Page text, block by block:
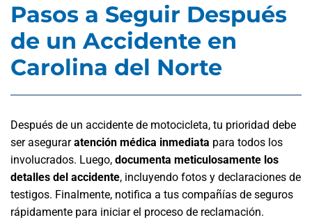
Pasos a Seguir Después
de un Accidente en
Carolina del Norte
Después de un accidente de motocicleta, tu prioridad debe
ser aseguraratención médica inmediata para todos los
involucrados. Luego, documenta meticulosamente los
detalles del accidente, incluyendo fotos y declaraciones de
testigos. Finalmente, notifica a tus compañías de seguros
rápidamente para iniciar el proceso de reclamación.